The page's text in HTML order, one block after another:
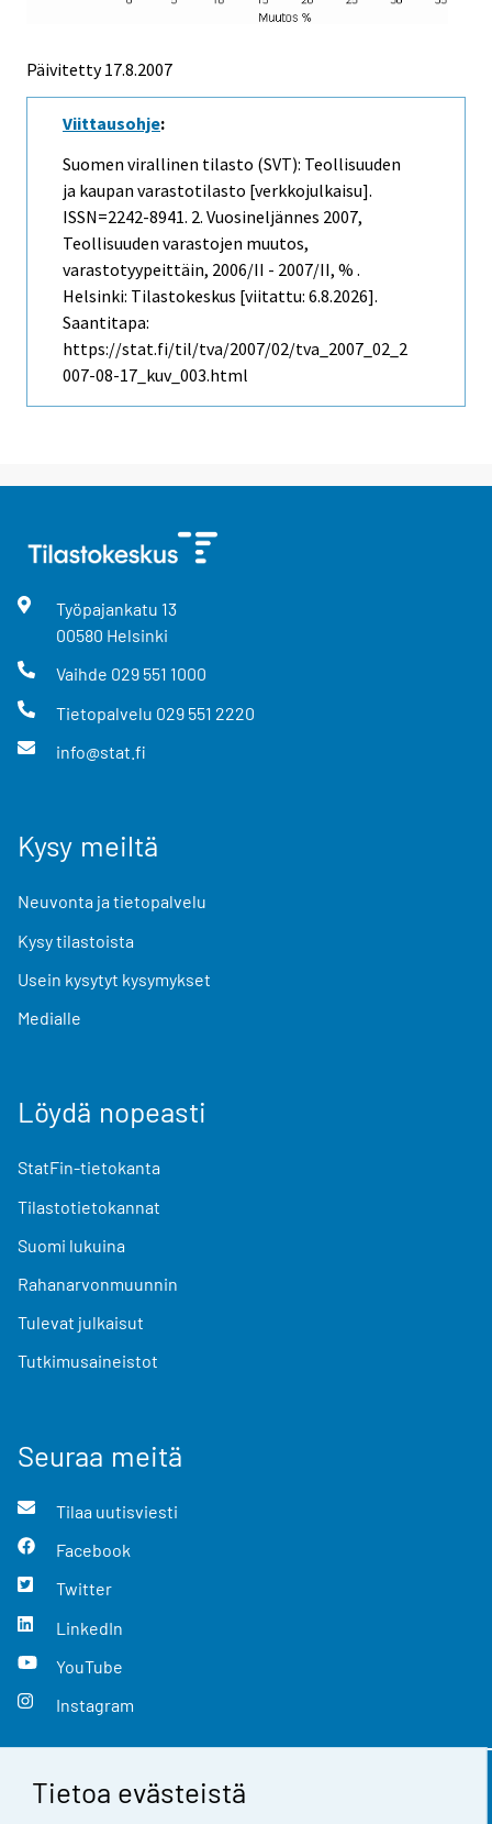
Tietoa evästeistä
Päivitetty17.8.2007
Viittausohje:
Suomen virallinen tilasto (SVT): Teollisuuden
ja kaupan varastotilasto [verkkojulkaisu].
ISSN=2242-8941. 2. Vuosineljännes 2007,
Teollisuuden varastojen muutos,
varastotyypeittäin, 2006/II - 2007/II, % .
Helsinki: Tilastokeskus [viitattu: 6.8.2026].
Saantitapa:
https://stat.fi/til/tva/2007/02/tva_2007_02_2
007-08-17_kuv_003.html
Työpajankatu 13
00580 Helsinki
Vaihde 029 551 1000
Tietopalvelu 029 551 2220
info@stat.fi
Kysy meiltä
Neuvonta ja tietopalvelu
Kysy tilastoista
Usein kysytyt kysymykset
Medialle
Löydä nopeasti
StatFin-tietokanta
Tilastotietokannat
Suomi lukuina
Rahanarvonmuunnin
Tulevat julkaisut
Tutkimusaineistot
Seuraa meitä
Tilaa uutisviesti
Facebook
Twitter
LinkedIn
YouTube
Instagram
Yhteystiedot